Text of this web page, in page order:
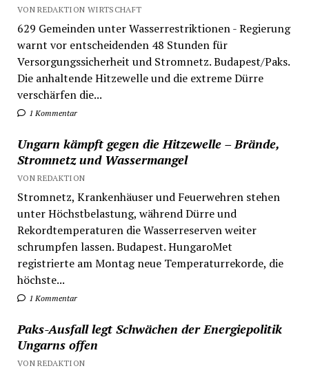
VON REDAKTION WIRTSCHAFT
629 Gemeinden unter Wasserrestriktionen - Regierung
warnt vor entscheidenden 48 Stunden für
Versorgungssicherheit und Stromnetz. Budapest/Paks.
Die anhaltende Hitzewelle und die extreme Dürre
verschärfen die...
1 Kommentar
Ungarn kämpft gegen die Hitzewelle – Brände,
Stromnetz und Wassermangel
VON REDAKTION
Stromnetz, Krankenhäuser und Feuerwehren stehen
unter Höchstbelastung, während Dürre und
Rekordtemperaturen die Wasserreserven weiter
schrumpfen lassen. Budapest. HungaroMet
registrierte am Montag neue Temperaturrekorde, die
höchste...
1 Kommentar
Paks-Ausfall legt Schwächen der Energiepolitik
Ungarns offen
VON REDAKTION